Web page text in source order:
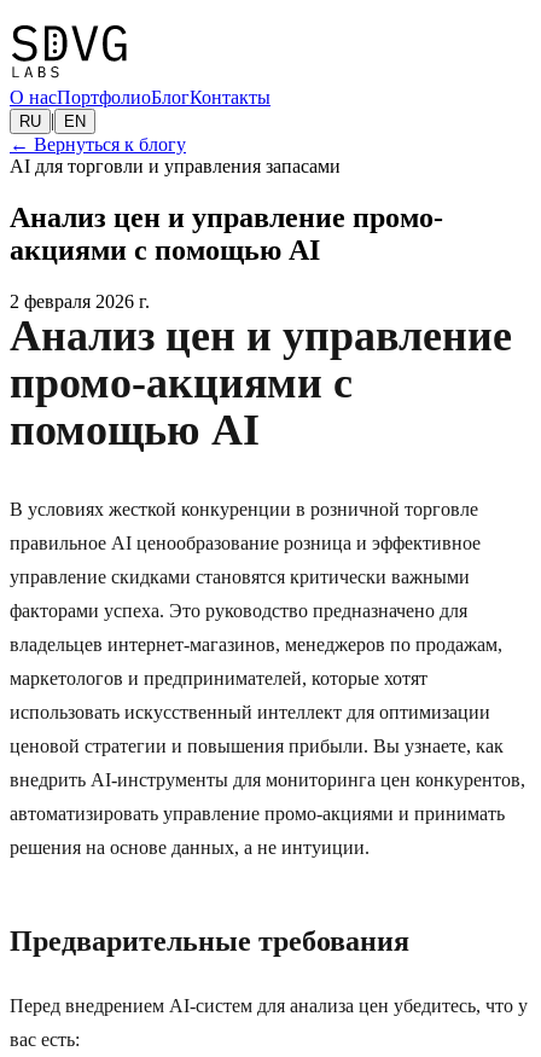
О насПортфолиоБлогКонтакты
RU | EN
← Вернуться к блогу
AI для торговли и управления запасами
Анализ цен и управление промо-
акциями с помощью AI
2 февраля 2026 г.
Анализ цен и управление
промо-акциями с
помощью AI
В условиях жесткой конкуренции в розничной торговле
правильное AI ценообразование розница и эффективное
управление скидками становятся критически важными
факторами успеха. Это руководство предназначено для
владельцев интернет-магазинов, менеджеров по продажам,
маркетологов и предпринимателей, которые хотят
использовать искусственный интеллект для оптимизации
ценовой стратегии и повышения прибыли. Вы узнаете, как
внедрить AI-инструменты для мониторинга цен конкурентов,
автоматизировать управление промо-акциями и принимать
решения на основе данных, а не интуиции.
Предварительные требования
Перед внедрением AI-систем для анализа цен убедитесь, что у
вас есть: